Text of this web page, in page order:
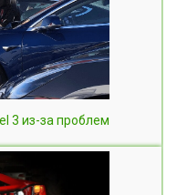
3 из-за проблем